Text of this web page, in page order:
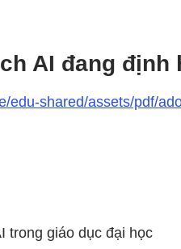
AI đang định
edu-shared/assets/pdf/
trong giáo dục đại học